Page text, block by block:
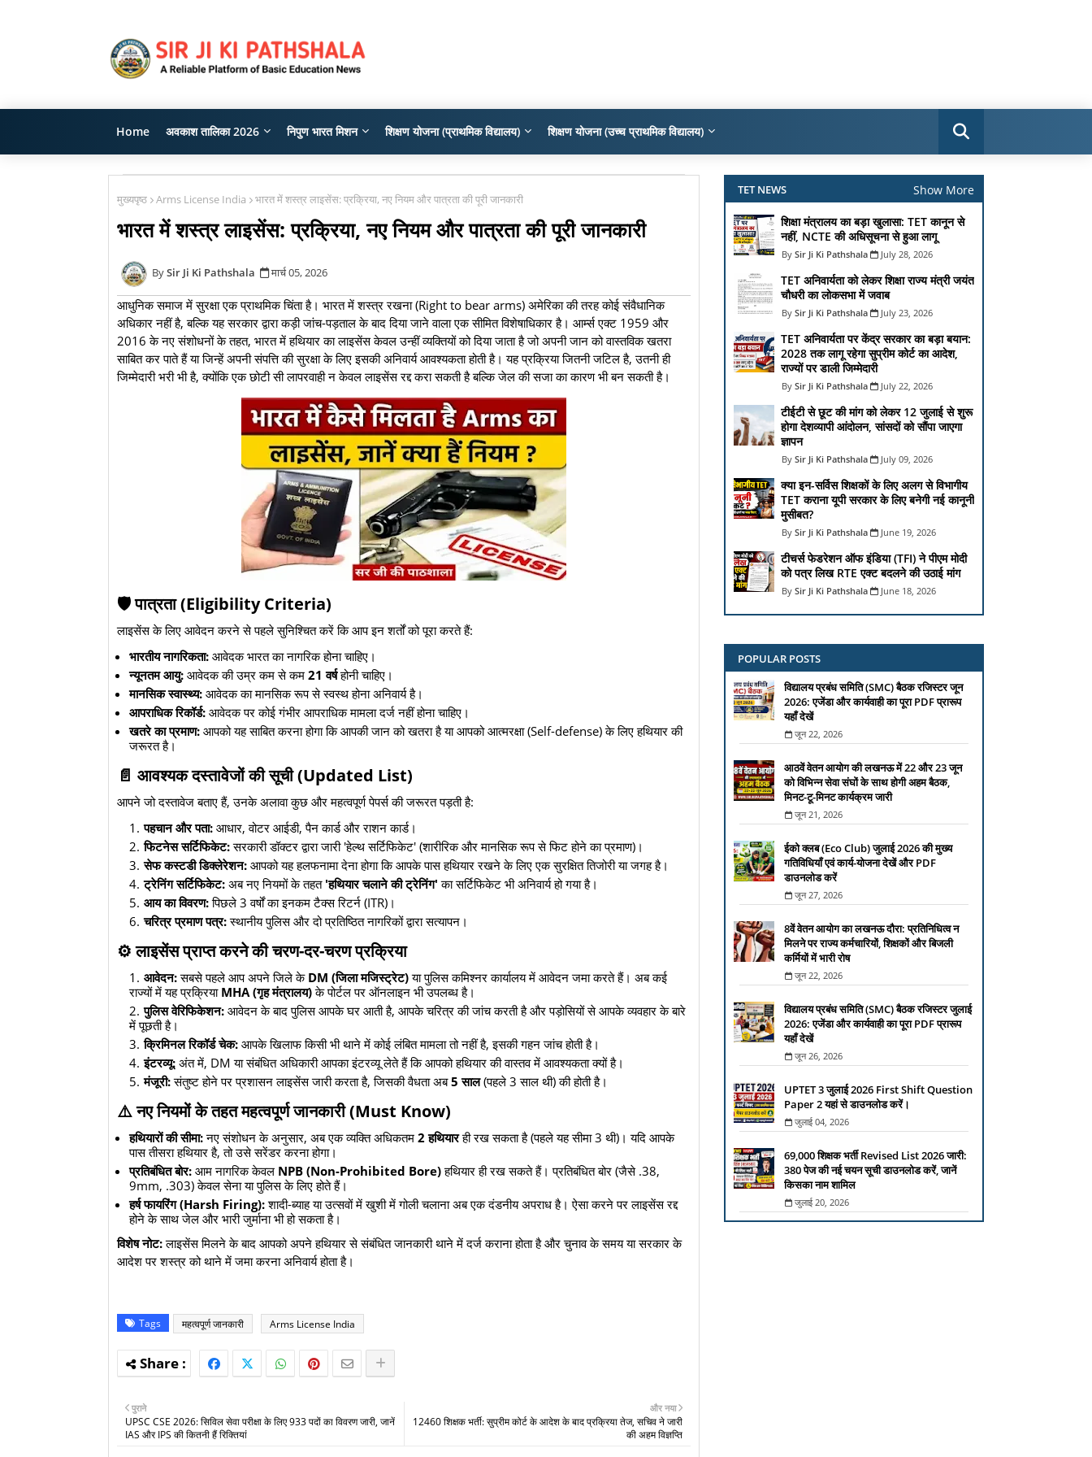
Home अवकाश तालिका 2026 निपुण भारत मिशन शिक्षण योजना (प्राथमिक विद्यालय) शिक्षण योजना (उच्च प्राथमिक विद्यालय)
मुख्यपृष्ठ Arms License India भारत में शस्त्र लाइसेंस: प्रक्रिया, नए नियम और पात्रता की पूरी जानकारी
भारत में शस्त्र लाइसेंस: प्रक्रिया, नए नियम और पात्रता की पूरी जानकारी
Sir Ji Ki Pathshala मार्च 05, 2026
आधुनिक समाज में सुरक्षा एक प्राथमिक चिंता है। भारत में शस्त्र रखना (Right to bear arms) अमेरिका की तरह कोई संवैधानिक
अधिकार नहीं है, बल्कि यह सरकार द्वारा कड़ी जांच-पड़ताल के बाद दिया जाने वाला एक सीमित विशेषाधिकार है। आर्म्स एक्ट 1959 और
2016 के नए संशोधनों के तहत, भारत में हथियार का लाइसेंस केवल उन्हीं व्यक्तियों को दिया जाता है जो अपनी जान को वास्तविक खतरा
साबित कर पाते हैं या जिन्हें अपनी संपत्ति की सुरक्षा के लिए इसकी अनिवार्य आवश्यकता होती है। यह प्रक्रिया जितनी जटिल है, उतनी ही
जिम्मेदारी भरी भी है, क्योंकि एक छोटी सी लापरवाही न केवल लाइसेंस रद्द करा सकती है बल्कि जेल की सजा का कारण भी बन सकती है।
​🛡️ पात्रता (Eligibility Criteria)
​लाइसेंस के लिए आवेदन करने से पहले सुनिश्चित करें कि आप इन शर्तों को पूरा करते हैं:
भारतीय नागरिकता: आवेदक भारत का नागरिक होना चाहिए।
न्यूनतम आयु: आवेदक की उम्र कम से कम 21 वर्षहोनी चाहिए।
मानसिक स्वास्थ्य: आवेदक का मानसिक रूप से स्वस्थ होना अनिवार्य है।
आपराधिक रिकॉर्ड: आवेदक पर कोई गंभीर आपराधिक मामला दर्ज नहीं होना चाहिए।
खतरे का प्रमाण: आपको यह साबित करना होगा कि आपकी जान को खतरा है या आपको आत्मरक्षा (Self-defense) के लिए हथियार की
जरूरत है।
​📄 आवश्यक दस्तावेजों की सूची (Updated List)
​आपने जो दस्तावेज बताए हैं, उनके अलावा कुछ और महत्वपूर्ण पेपर्स की जरूरत पड़ती है:
पहचान और पता: आधार, वोटर आईडी, पैन कार्ड और राशन कार्ड।
फिटनेस सर्टिफिकेट:सरकारी डॉक्टर द्वारा जारी 'हेल्थ सर्टिफिकेट' (शारीरिक और मानसिक रूप से फिट होने का प्रमाण)।
सेफ कस्टडी डिक्लेरेशन: आपको यह हलफनामा देना होगा कि आपके पास हथियार रखने के लिए एक सुरक्षित तिजोरी या जगह है।
ट्रेनिंग सर्टिफिकेट: अब नए नियमों के तहत 'हथियार चलाने की ट्रेनिंग' का सर्टिफिकेट भी अनिवार्य हो गया है।
आय का विवरण:पिछले 3 वर्षों का इनकम टैक्स रिटर्न (ITR)।
चरित्र प्रमाण पत्र:स्थानीय पुलिस और दो प्रतिष्ठित नागरिकों द्वारा सत्यापन।
​⚙️ लाइसेंस प्राप्त करने की चरण-दर-चरण प्रक्रिया
आवेदन:सबसे पहले आप अपने जिले के DM (जिला मजिस्ट्रेट)या पुलिस कमिश्नर कार्यालय में आवेदन जमा करते हैं। अब कई
राज्यों में यह प्रक्रिया MHA (गृह मंत्रालय)के पोर्टल पर ऑनलाइन भी उपलब्ध है।
पुलिस वेरिफिकेशन: आवेदन के बाद पुलिस आपके घर आती है, आपके चरित्र की जांच करती है और पड़ोसियों से आपके व्यवहार के बारे
में पूछती है।
क्रिमिनल रिकॉर्ड चेक: आपके खिलाफ किसी भी थाने में कोई लंबित मामला तो नहीं है, इसकी गहन जांच होती है।
इंटरव्यू: अंत में, DM या संबंधित अधिकारी आपका इंटरव्यू लेते हैं कि आपको हथियार की वास्तव में आवश्यकता क्यों है।
मंजूरी:संतुष्ट होने पर प्रशासन लाइसेंस जारी करता है, जिसकी वैधता अब5 साल(पहले 3 साल थी) की होती है।
​⚠️ नए नियमों के तहत महत्वपूर्ण जानकारी (Must Know)
हथियारों की सीमा:नए संशोधन के अनुसार, अब एक व्यक्ति अधिकतम 2 हथियारही रख सकता है (पहले यह सीमा 3 थी)। यदि आपके
पास तीसरा हथियार है, तो उसे सरेंडर करना होगा।
प्रतिबंधित बोर: आम नागरिक केवल NPB (Non-Prohibited Bore)हथियार ही रख सकते हैं। प्रतिबंधित बोर (जैसे .38,
9mm, .303) केवल सेना या पुलिस के लिए होते हैं।
हर्ष फायरिंग (Harsh Firing):शादी-ब्याह या उत्सवों में खुशी में गोली चलाना अब एक दंडनीय अपराध है। ऐसा करने पर लाइसेंस रद्द
होने के साथ जेल और भारी जुर्माना भी हो सकता है।
विशेष नोट:लाइसेंस मिलने के बाद आपको अपने हथियार से संबंधित जानकारी थाने में दर्ज कराना होता है और चुनाव के समय या सरकार के
आदेश पर शस्त्र को थाने में जमा करना अनिवार्य होता है।
Tags महत्वपूर्ण जानकारी Arms License India
और नया
12460 शिक्षक भर्ती: सुप्रीम कोर्ट के आदेश के बाद प्रक्रिया तेज, सचिव ने जारी
की अहम विज्ञप्ति
पुराने
UPSC CSE 2026: सिविल सेवा परीक्षा के लिए 933 पदों का विवरण जारी, जानें
IAS और IPS की कितनी हैं रिक्तियां
TET NEWS Show More
शिक्षा मंत्रालय का बड़ा खुलासा: TET कानून से
नहीं, NCTE की अधिसूचना से हुआ लागू
Sir Ji Ki Pathshala July 28, 2026
TET अनिवार्यता को लेकर शिक्षा राज्य मंत्री जयंत
चौधरी का लोकसभा में जवाब
Sir Ji Ki Pathshala July 23, 2026
TET अनिवार्यता पर केंद्र सरकार का बड़ा बयान:
2028 तक लागू रहेगा सुप्रीम कोर्ट का आदेश,
राज्यों पर डाली जिम्मेदारी
Sir Ji Ki Pathshala July 22, 2026
टीईटी से छूट की मांग को लेकर 12 जुलाई से शुरू
होगा देशव्यापी आंदोलन, सांसदों को सौंपा जाएगा
ज्ञापन
Sir Ji Ki Pathshala July 09, 2026
क्या इन-सर्विस शिक्षकों के लिए अलग से विभागीय
TET कराना यूपी सरकार के लिए बनेगी नई कानूनी
मुसीबत?
Sir Ji Ki Pathshala June 19, 2026
टीचर्स फेडरेशन ऑफ इंडिया (TFI) ने पीएम मोदी
को पत्र लिख RTE एक्ट बदलने की उठाई मांग
Sir Ji Ki Pathshala June 18, 2026
POPULAR POSTS
विद्यालय प्रबंध समिति (SMC) बैठक रजिस्टर जून
2026: एजेंडा और कार्यवाही का पूरा PDF प्रारूप
यहाँ देखें
जून 22, 2026
आठवें वेतन आयोग की लखनऊ में 22 और 23 जून
को विभिन्न सेवा संघों के साथ होगी अहम बैठक,
मिनट-टू-मिनट कार्यक्रम जारी
जून 21, 2026
ईको क्लब (Eco Club) जुलाई 2026 की मुख्य
गतिविधियाँ एवं कार्य-योजना देखें और PDF
डाउनलोड करें
जून 27, 2026
8वें वेतन आयोग का लखनऊ दौरा: प्रतिनिधित्व न
मिलने पर राज्य कर्मचारियों, शिक्षकों और बिजली
कर्मियों में भारी रोष
जून 22, 2026
विद्यालय प्रबंध समिति (SMC) बैठक रजिस्टर जुलाई
2026: एजेंडा और कार्यवाही का पूरा PDF प्रारूप
यहाँ देखें
जून 26, 2026
UPTET 3 जुलाई 2026 First Shift Question
Paper 2 यहां से डाउनलोड करें।
जुलाई 04, 2026
69,000 शिक्षक भर्ती Revised List 2026 जारी:
380 पेज की नई चयन सूची डाउनलोड करें, जानें
किसका नाम शामिल
जुलाई 20, 2026